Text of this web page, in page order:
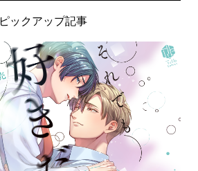
ピックアップ記事